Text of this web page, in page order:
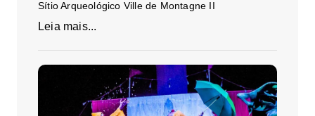
Sítio Arqueológico Ville de Montagne II
Leia mais...